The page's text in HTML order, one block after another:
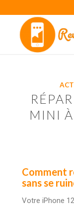
MINI À
Comment
sans se
Votre iPhone